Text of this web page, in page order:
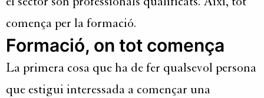
comença per la formació.
Formació, on tot comença
La primera cosa que ha de fer qualsevol persona
que estigui interessada a començar una